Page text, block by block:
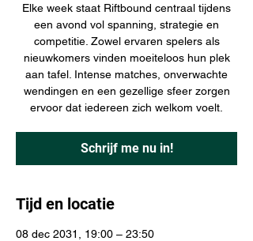
Elke week staat Riftbound centraal tijdens
een avond vol spanning, strategie en
competitie. Zowel ervaren spelers als
nieuwkomers vinden moeiteloos hun plek
aan tafel. Intense matches, onverwachte
wendingen en een gezellige sfeer zorgen
ervoor dat iedereen zich welkom voelt.
Schrijf me nu in!
Tijd en locatie
08 dec 2031, 19:00 – 23:50